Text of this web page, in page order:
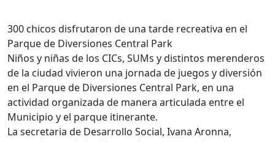
300 chicos disfrutaron de una tarde recreativa en el
Parque de Diversiones Central Park
Niños y niñas de los CICs, SUMs y distintos merenderos
de la ciudad vivieron una jornada de juegos y diversión
en el Parque de Diversiones Central Park, en una
actividad organizada de manera articulada entre el
Municipio y el parque itinerante.
La secretaria de Desarrollo Social, Ivana Aronna,